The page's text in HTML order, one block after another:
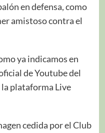
en defensa, como
amistoso contra el
ya indicamos en
de Youtube del
plataforma Live
cedida por el Club